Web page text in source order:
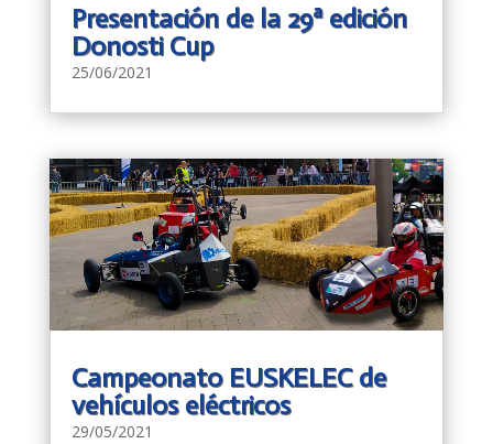
Presentación de la 29ª edición
Donosti Cup
25/06/2021
Campeonato EUSKELEC de
vehículos eléctricos
29/05/2021